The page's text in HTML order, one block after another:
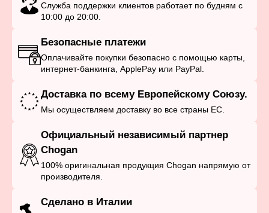
Служба поддержки клиентов работает по будням с
10:00 до 20:00.
Безопасные платежи
Оплачивайте покупки безопасно с помощью карты,
интернет-банкинга, ApplePay или PayPal.
Доставка по всему Европейскому Союзу.
Мы осуществляем доставку во все страны ЕС.
Официальный независимый партнер
Chogan
100% оригинальная продукция Chogan напрямую от
производителя.
Сделано в Италии